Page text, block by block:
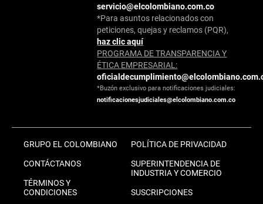
servicio@elcolombiano.com.co
*Para asuntos relacionados con
peticiones, quejas y reclamos (PQR),
haz clic aquí
PROGRAMA DE TRANSPARENCIA Y
ÉTICA EMPRESARIAL:
*Buzón exclusivo para notificaciones judiciales:
notificacionesjudiciales@elcolombiano.com.co
GRUPO EL COLOMBIANO
CONTÁCTANOS
TÉRMINOS Y
CONDICIONES
POLÍTICA DE PRIVACIDAD
SUPERINTENDENCIA DE
INDUSTRIA Y COMERCIO
SUSCRIPCIONES